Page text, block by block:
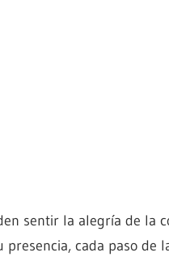
sentir la alegría de la
cada paso de